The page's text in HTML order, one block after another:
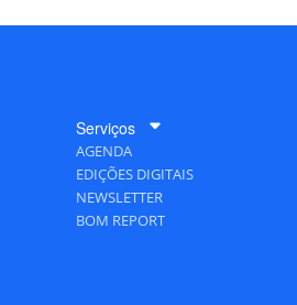
Serviços
AGENDA
EDIÇÕES DIGITAIS
NEWSLETTER
BOM REPORT